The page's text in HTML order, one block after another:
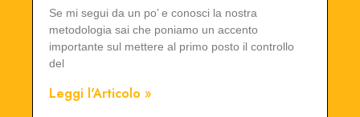
Se mi segui da un po’ e conosci la nostra
metodologia sai che poniamo un accento
importante sul mettere al primo posto il controllo
del
Leggi l'Articolo »